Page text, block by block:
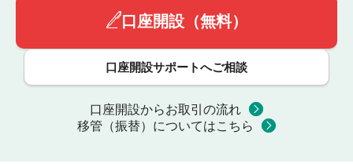
口座開設（無料）
口座開設サポートへご相談
口座開設からお取引の流れ
移管（振替）についてはこちら